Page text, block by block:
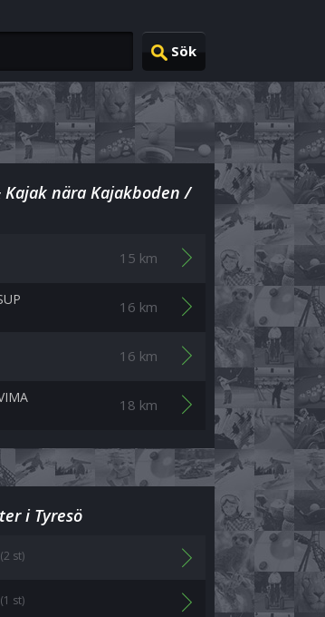
Kajak nära Kajakboden /
15 km
16 km
16 km
18 km
i Tyresö
(2 st)
(1 st)